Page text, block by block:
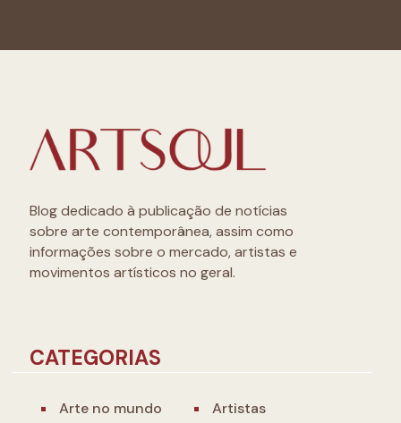
Blog dedicado à publicação de notícias
sobre arte contemporânea, assim como
informações sobre o mercado, artistas e
movimentos artísticos no geral.
CATEGORIAS
Arte no mundo
Artistas